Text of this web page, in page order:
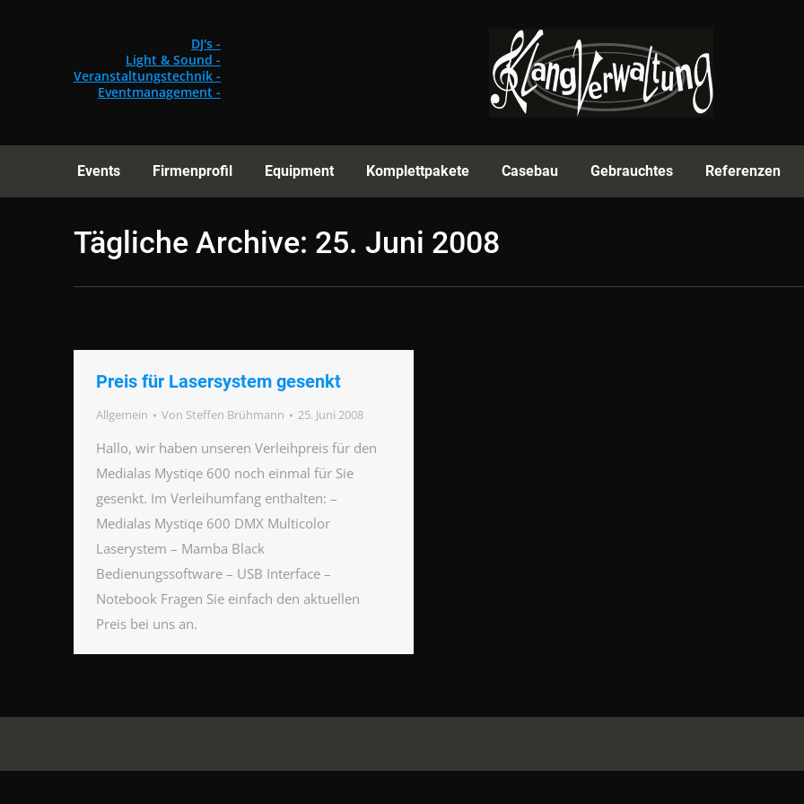
DJ's -
Light & Sound -
Veranstaltungstechnik -
Eventmanagement -
Events Firmenprofil Equipment Komplettpakete Casebau Gebrauchtes Referenzen
Tägliche Archive: 25. Juni 2008
Preis für Lasersystem gesenkt
Allgemein Von Steffen Brühmann 25. Juni 2008
Hallo, wir haben unseren Verleihpreis für den
Medialas Mystiqe 600 noch einmal für Sie
gesenkt. Im Verleihumfang enthalten: –
Medialas Mystiqe 600 DMX Multicolor
Laserystem – Mamba Black
Bedienungssoftware – USB Interface –
Notebook Fragen Sie einfach den aktuellen
Preis bei uns an.
Equipment